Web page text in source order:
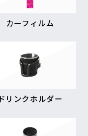
カーフィルム
ドリンクホルダー